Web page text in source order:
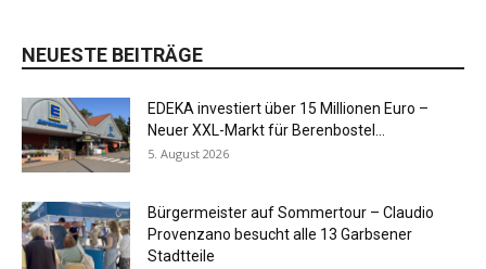
NEUESTE BEITRÄGE
EDEKA investiert über 15 Millionen Euro –
Neuer XXL-Markt für Berenbostel...
5. August 2026
Bürgermeister auf Sommertour – Claudio
Provenzano besucht alle 13 Garbsener
Stadtteile